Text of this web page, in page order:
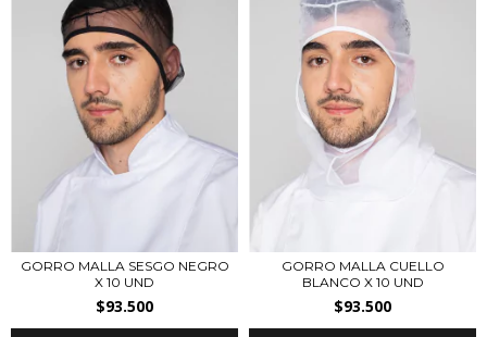
GORRO MALLA SESGO NEGRO
X 10 UND
$93.500
GORRO MALLA CUELLO
BLANCO X 10 UND
$93.500